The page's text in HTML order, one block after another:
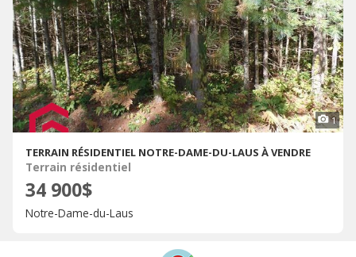
1
TERRAIN RÉSIDENTIEL NOTRE-DAME-DU-LAUS À VENDRE
Terrain résidentiel
34 900$
Notre-Dame-du-Laus